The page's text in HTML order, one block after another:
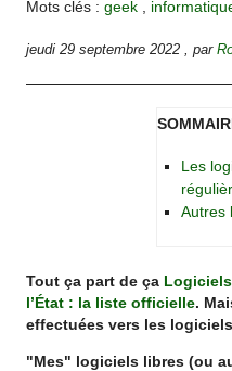
Mots clés :geek
jeudi 29 septembre 2022 ,par
Les
Autres
Tout ça part de ça
l’État : la liste officielle.
effectuées vers les
"Mes" logiciels libres (ou